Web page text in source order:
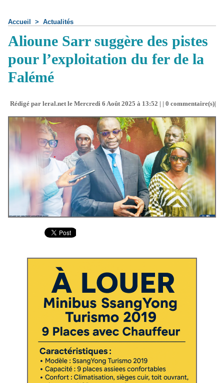
Accueil > Actualités
Alioune Sarr suggère des pistes
pour l’exploitation du fer de la
Falémé
Rédigé par leral.net le Mercredi 6 Août 2025 à 13:52 | | 0 commentaire(s)|